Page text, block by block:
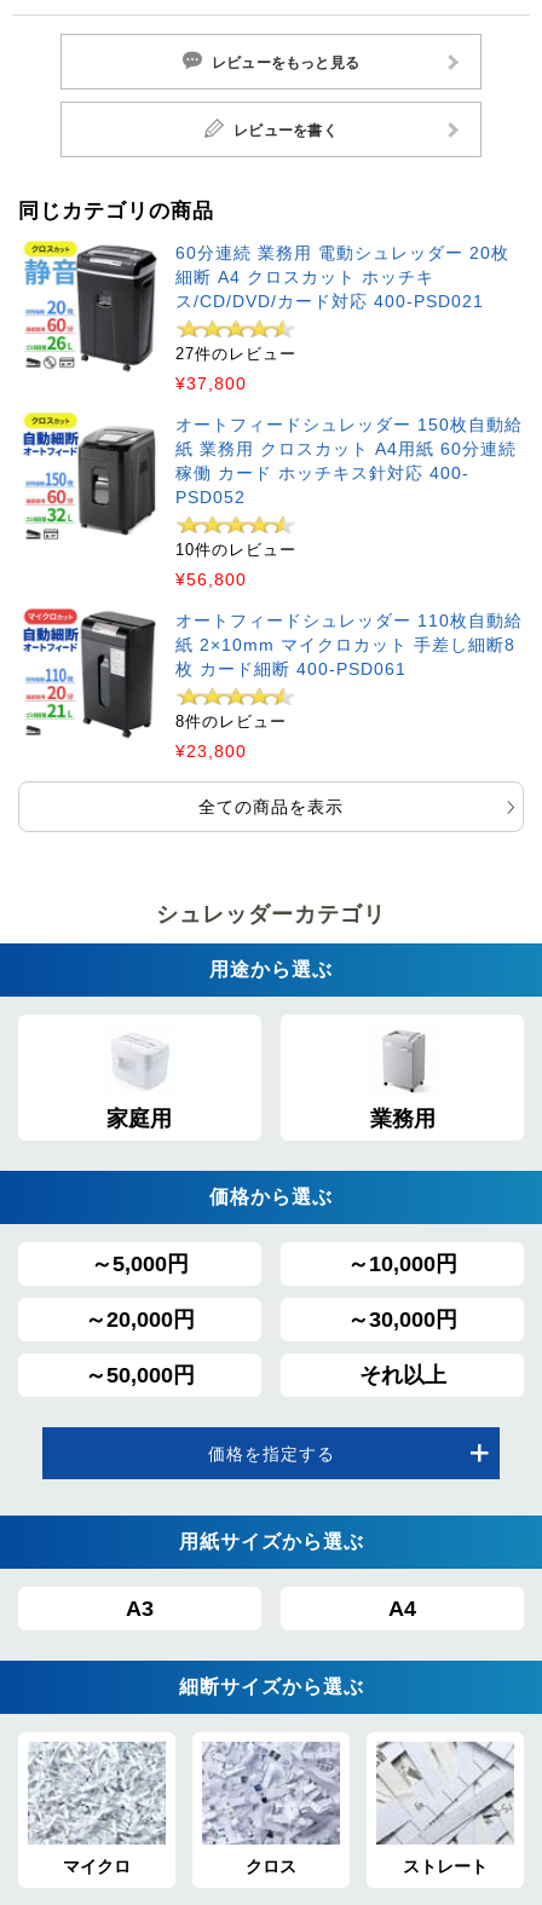
レビューをもっと見る
レビューを書く
同じカテゴリの商品
60分連続 業務用 電動シュレッダー 20枚
細断 A4 クロスカット ホッチキ
ス/CD/DVD/カード対応 400-PSD021
27件のレビュー
¥37,800
オートフィードシュレッダー 150枚自動給
紙 業務用 クロスカット A4用紙 60分連続
稼働 カード ホッチキス針対応 400-
PSD052
10件のレビュー
¥56,800
オートフィードシュレッダー 110枚自動給
紙 2×10mm マイクロカット 手差し細断8
枚 カード細断 400-PSD061
8件のレビュー
¥23,800
全ての商品を表示
シュレッダーカテゴリ
用途から選ぶ
家庭用 業務用
価格から選ぶ
～5,000円 ～10,000円
～20,000円 ～30,000円
～50,000円 それ以上
価格を指定する
用紙サイズから選ぶ
A3 A4
細断サイズから選ぶ
マイクロ クロス ストレート